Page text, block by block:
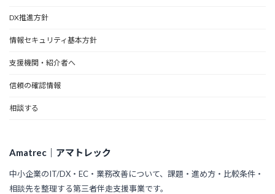
DX推進方針
情報セキュリティ基本方針
支援機関・紹介者へ
信頼の確認情報
相談する
Amatrec｜アマトレック
中小企業のIT/DX・EC・業務改善について、課題・進め方・比較条件・
相談先を整理する第三者伴走支援事業です。